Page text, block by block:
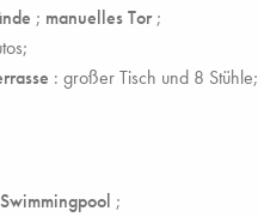
; manuelles Tor;
: großer Tisch und 8 Stühle;
;